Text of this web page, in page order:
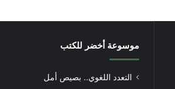
موسوعة أخضر للكتب
التعدد اللغوي.. بصيص أمل